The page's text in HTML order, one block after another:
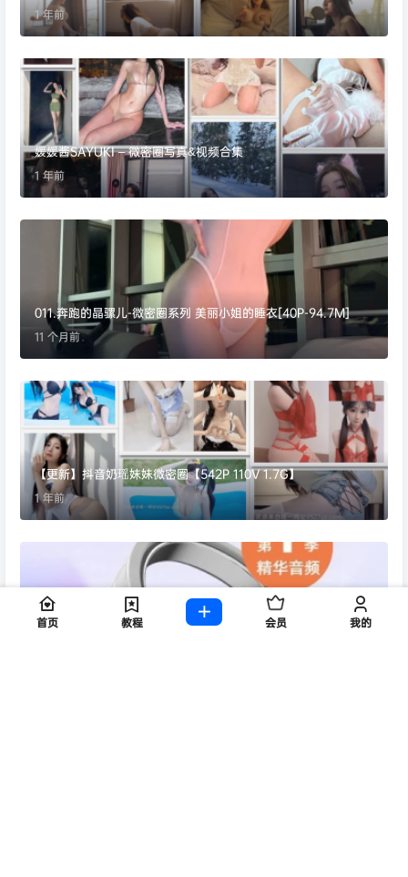
1 年前
媛媛酱SAYUKI – 微密圈写真&视频合集
1 年前
011.奔跑的晶骡儿-微密圈系列 美丽小姐的睡衣[40P-94.7M]
11 个月前
【更新】抖音奶瑶妹妹微密圈【542P 110V 1.7G】
1 年前
首页 教程 会员 我的